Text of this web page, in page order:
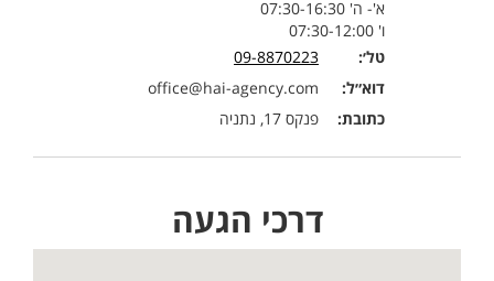
א'- ה' 07:30-16:30
ו' 07:30-12:00
טל׳:
09-8870223
דוא״ל:
office@hai-agency.com
כתובת:
פנקס 17, נתניה
דרכי הגעה